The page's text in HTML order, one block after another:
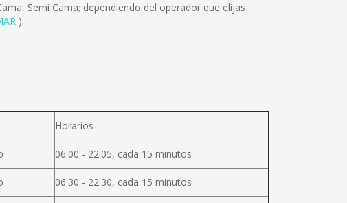
Semi Cama; dependiendo del operador que elijas
).
Horarios
06:00 - 22:05, cada 15 minutos
06:30 - 22:30, cada 15 minutos